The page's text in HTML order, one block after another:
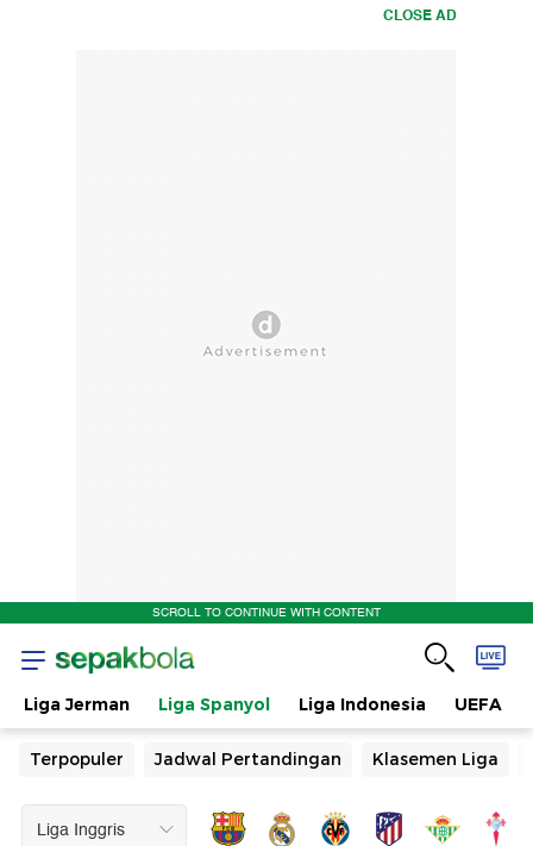
CLOSE AD
SCROLL TO CONTINUE WITH CONTENT
Liga Jerman Liga Spanyol Liga Indonesia UEFA
Terpopuler Jadwal Pertandingan Klasemen Liga